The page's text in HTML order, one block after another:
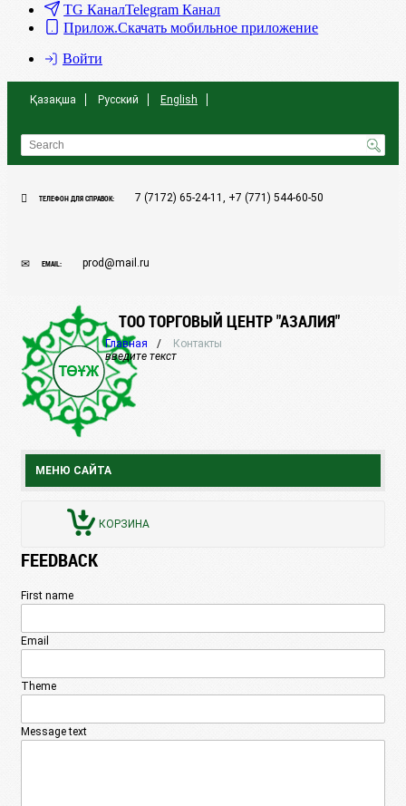
TG КаналTelegram Канал
Прилож.Скачать мобильное приложение
Войти
Қазақша Русский English
ТЕЛЕФОН ДЛЯ СПРАВОК: 7 (7172) 65-24-11, +7 (771) 544-60-50
EMAIL: prod@mail.ru
ТОО ТОРГОВЫЙ ЦЕНТР "АЗАЛИЯ"
МЕНЮ САЙТА
КОРЗИНА
Главная
Контакты
введите текст
FEEDBACK
First name
Email
Theme
Message text